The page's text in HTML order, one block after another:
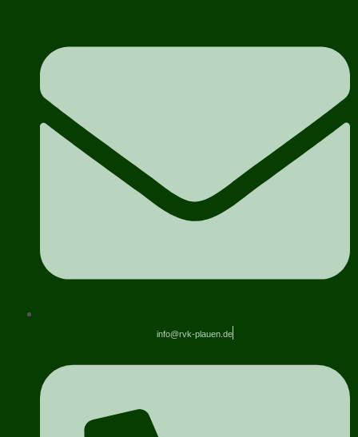
info@rvk-plauen.de